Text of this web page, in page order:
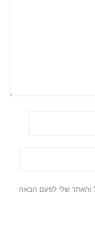
והאתר שלי לפעם הבאה